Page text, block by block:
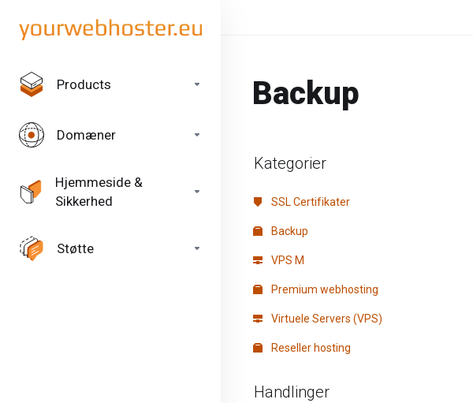
Products
Domæner
Hjemmeside &
Sikkerhed
Støtte
Backup
Kategorier
SSL Certifikater
Backup
VPS M
Premium webhosting
Virtuele Servers (VPS)
Reseller hosting
Handlinger